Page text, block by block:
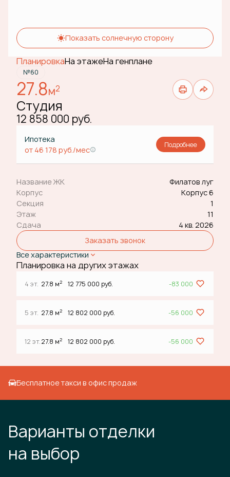
Показать солнечную сторону
ПланировкаНа этажеНа генплане
№60
27.8м2
Студия
12 858 000 руб.
Ипотека
от 46 178 руб./мес
Подробнее
Название ЖК
Филатов луг
Корпус
Корпус 6
Секция
1
Этаж
11
Сдача
4 кв. 2026
Заказать звонок
Все характеристики
Планировка на других этажах
4 эт. 27.8 м2 12 775 000 руб. -83 000
5 эт. 27.8 м2 12 802 000 руб. -56 000
12 эт.27.8 м2 12 802 000 руб. -56 000
Бесплатное такси в офис продаж
Варианты отделки
на выбор